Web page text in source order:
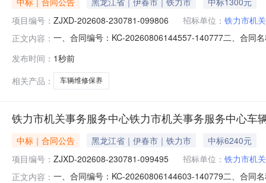
项目编号： ZJXD-202608-230781-099806 招标单位： 铁力市机
正文内容： 一、合同编号：KC-20260806144557-140777二、合同
(乙方)：铁力市东岗誉龙汽车修理部地址：铁力市金城
发布时间： 1秒前
相关产品：
车辆维修保养
铁力市机关事务服务中心铁力市机关事务服务中心车
中标｜合同公告 黑龙江省｜伊春市｜铁力市
中标6240元
项目编号： ZJXD-202608-230781-099495 招标单位： 铁力市机
正文内容： 一、合同编号：KC-20260806144603-140779二、合同